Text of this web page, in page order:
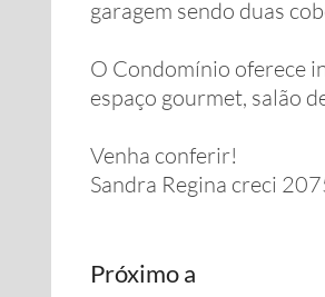
garagem sendo duas
O Condomínio oferece
espaço gourmet, salão
Venha conferir!
Sandra Regina creci
Próximo a